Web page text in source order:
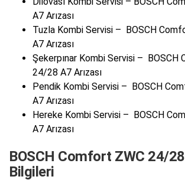
A7 Arızası
Tuzla Kombi Servisi – BOSCH
A7 Arızası
Şekerpınar Kombi Servisi – BOSCH
24/28 A7 Arızası
Pendik Kombi Servisi – BOSCH
A7 Arızası
Hereke Kombi Servisi – BOSCH
A7 Arızası
BOSCH Comfort ZWC 24/28
Bilgileri